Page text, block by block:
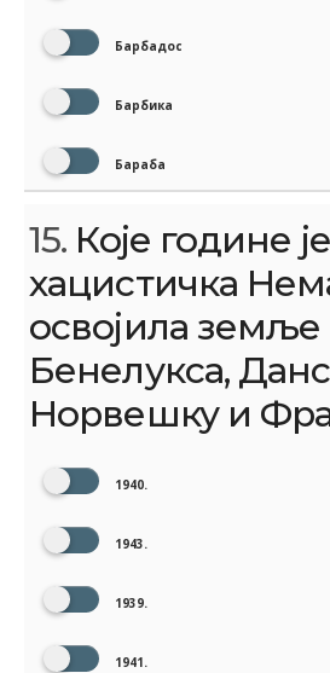
Барбадос
Барбика
Бараба
15. Које године је
хацистичка
освојила земље
Бенелукса,
Норвешку и
1940.
1943.
1939.
1941.